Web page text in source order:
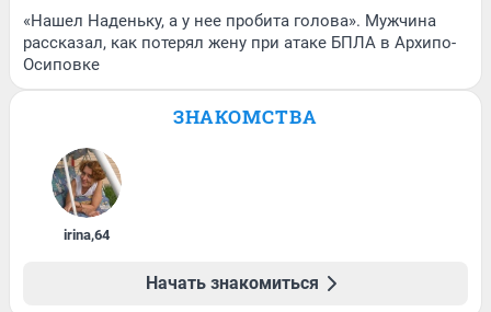
«Нашел Наденьку, а у нее пробита голова». Мужчина
рассказал, как потерял жену при атаке БПЛА в Архипо-
Осиповке
ЗНАКОМСТВА
irina,64
Начать знакомиться